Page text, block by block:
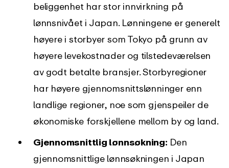
beliggenhet har stor innvirkning på
lønnsnivået i Japan. Lønningene er generelt
høyere i storbyer som Tokyo på grunn av
høyere levekostnader og tilstedeværelsen
av godt betalte bransjer. Storbyregioner
har høyere gjennomsnittslønninger enn
landlige regioner, noe som gjenspeiler de
økonomiske forskjellene mellom by og land.
Gjennomsnittlig lønnsøkning: Den
gjennomsnittlige lønnsøkningen i Japan